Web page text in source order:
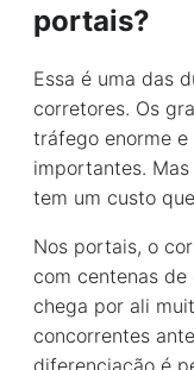
portais?
Essa é uma das
corretores. Os
tráfego enorme e
importantes.
tem um custo
Nos portais, o
com centenas
chega por ali
concorrentes
diferenciação é